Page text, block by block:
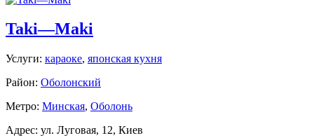
Taki—Maki
Услуги: караоке, японская кухня
Район: Оболонский
Метро: Минская, Оболонь
Адрес: ул. Луговая, 12, Киев